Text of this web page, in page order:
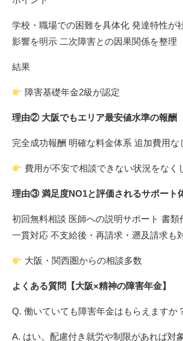
学校・職場での困難を具体化 発達特性が
影響を明示 二次障害との因果関係を整理
結果
障害基礎年金2級が認定
理由② 大阪でもエリア最安値水準の報酬
完全成功報酬 明確な料金体系 追加費用な
費用が不安で相談できない状況をなく
理由③ 満足度NO1と評価されるサポート
初回無料相談 医師への説明サポート 書類
一貫対応 不支給後・再請求・遡及請求も
大阪・関西圏からの相談多数
よくある質問【大阪×精神の障害年金】
Q. 働いていても障害年金はもらえますか
A. はい。配慮付き就労や制限があれば対